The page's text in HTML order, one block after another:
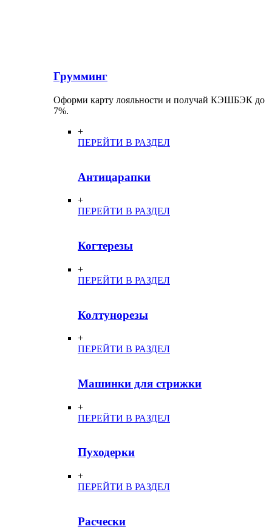
Грумминг
Оформи карту лояльности и получай КЭШБЭК до
7%.
+
ПЕРЕЙТИ В РАЗДЕЛ
Антицарапки
+
ПЕРЕЙТИ В РАЗДЕЛ
Когтерезы
+
ПЕРЕЙТИ В РАЗДЕЛ
Колтунорезы
+
ПЕРЕЙТИ В РАЗДЕЛ
Машинки для стрижки
+
ПЕРЕЙТИ В РАЗДЕЛ
Пуходерки
+
ПЕРЕЙТИ В РАЗДЕЛ
Расчески